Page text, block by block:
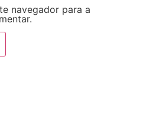
navegador para a